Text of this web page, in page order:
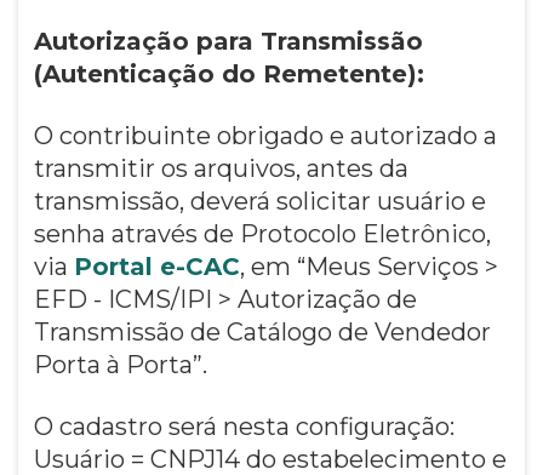
Autorização para Transmissão
(Autenticação do Remetente):
O contribuinte obrigado e autorizado a
transmitir os arquivos, antes da
transmissão, deverá solicitar usuário e
senha através de Protocolo Eletrônico,
via Portal e-CAC, em “Meus Serviços >
EFD - ICMS/IPI > Autorização de
Transmissão de Catálogo de Vendedor
Porta à Porta”.
O cadastro será nesta configuração:
Usuário = CNPJ14 do estabelecimento e